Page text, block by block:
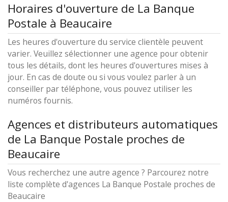
Horaires d'ouverture de La Banque
Postale à Beaucaire
Les heures d'ouverture du service clientèle peuvent
varier. Veuillez sélectionner une agence pour obtenir
tous les détails, dont les heures d'ouvertures mises à
jour. En cas de doute ou si vous voulez parler à un
conseiller par téléphone, vous pouvez utiliser les
numéros fournis.
Agences et distributeurs automatiques
de La Banque Postale proches de
Beaucaire
Vous recherchez une autre agence ? Parcourez notre
liste complète d'agences La Banque Postale proches de
Beaucaire